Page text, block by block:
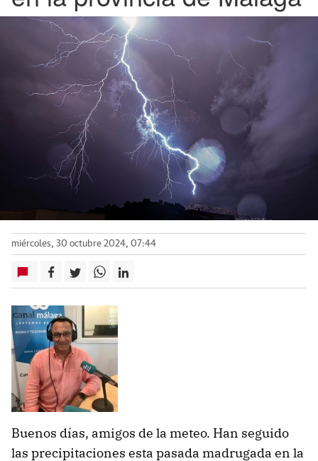
miércoles, 30 octubre 2024, 07:44
Buenos días, amigos de la meteo. Han seguido
las precipitaciones esta pasada madrugada en la